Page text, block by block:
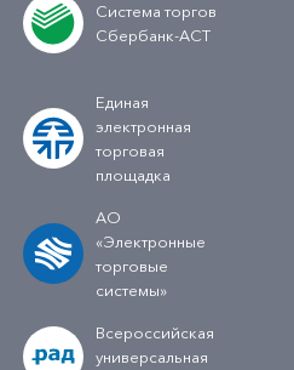
Система торгов
Сбербанк-АСТ
Единая
электронная
торговая
площадка
АО
«Электронные
торговые
системы»
Всероссийская
универсальная